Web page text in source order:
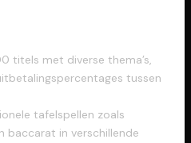
titels met diverse thema’s,
tussen
tafelspellen zoals
baccarat in verschillende